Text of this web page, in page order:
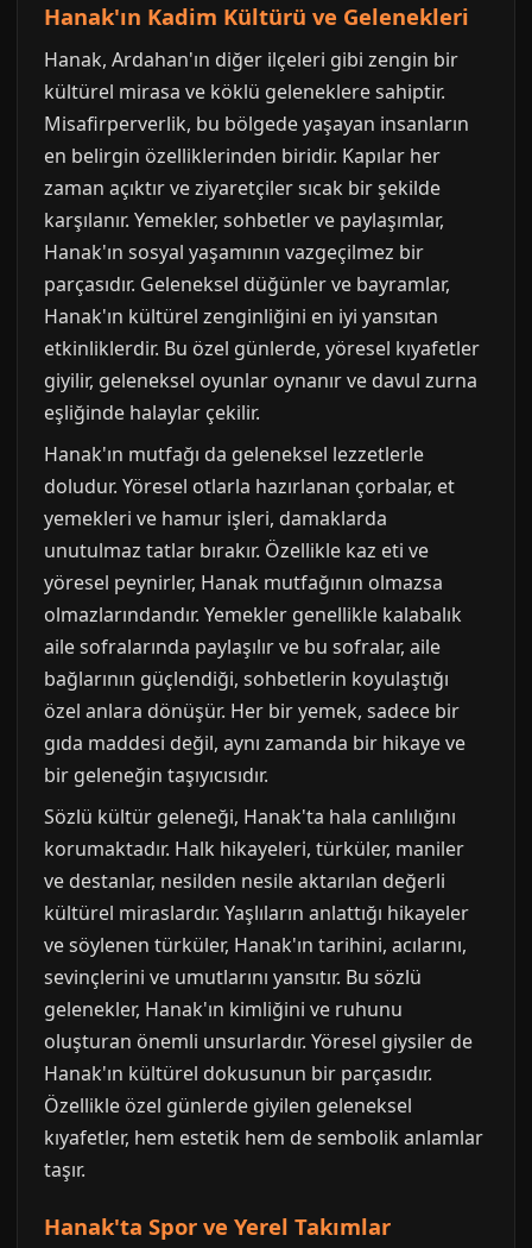
Hanak'ın Kadim Kültürü ve Gelenekleri
Hanak, Ardahan'ın diğer ilçeleri gibi zengin bir
kültürel mirasa ve köklü geleneklere sahiptir.
Misafirperverlik, bu bölgede yaşayan insanların
en belirgin özelliklerinden biridir. Kapılar her
zaman açıktır ve ziyaretçiler sıcak bir şekilde
karşılanır. Yemekler, sohbetler ve paylaşımlar,
Hanak'ın sosyal yaşamının vazgeçilmez bir
parçasıdır. Geleneksel düğünler ve bayramlar,
Hanak'ın kültürel zenginliğini en iyi yansıtan
etkinliklerdir. Bu özel günlerde, yöresel kıyafetler
giyilir, geleneksel oyunlar oynanır ve davul zurna
eşliğinde halaylar çekilir.
Hanak'ın mutfağı da geleneksel lezzetlerle
doludur. Yöresel otlarla hazırlanan çorbalar, et
yemekleri ve hamur işleri, damaklarda
unutulmaz tatlar bırakır. Özellikle kaz eti ve
yöresel peynirler, Hanak mutfağının olmazsa
olmazlarındandır. Yemekler genellikle kalabalık
aile sofralarında paylaşılır ve bu sofralar, aile
bağlarının güçlendiği, sohbetlerin koyulaştığı
özel anlara dönüşür. Her bir yemek, sadece bir
gıda maddesi değil, aynı zamanda bir hikaye ve
bir geleneğin taşıyıcısıdır.
Sözlü kültür geleneği, Hanak'ta hala canlılığını
korumaktadır. Halk hikayeleri, türküler, maniler
ve destanlar, nesilden nesile aktarılan değerli
kültürel miraslardır. Yaşlıların anlattığı hikayeler
ve söylenen türküler, Hanak'ın tarihini, acılarını,
sevinçlerini ve umutlarını yansıtır. Bu sözlü
gelenekler, Hanak'ın kimliğini ve ruhunu
oluşturan önemli unsurlardır. Yöresel giysiler de
Hanak'ın kültürel dokusunun bir parçasıdır.
Özellikle özel günlerde giyilen geleneksel
kıyafetler, hem estetik hem de sembolik anlamlar
taşır.
Hanak'ta Spor ve Yerel Takımlar